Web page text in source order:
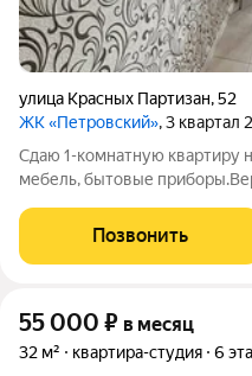
улица Красных Партизан,52
ЖК «Петровский», 3 квартал
Сдаю 1-комнатную квартиру
мебель, бытовые
Позвонить
55 000 ₽ в месяц
32 м² квартира-студия 6